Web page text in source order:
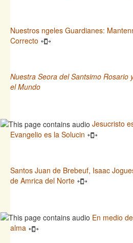
Nuestros ngeles Guardianes:
Correcto
Nuestra Seora del Santsimo Rosario
el Mundo
Jesucristo
Evangelio es la Solucin
Santos Juan de Brebeuf, Isaac
de Amrica del Norte
En medio
alma